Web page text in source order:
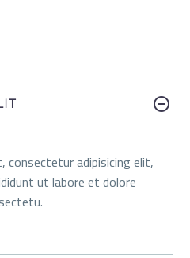
consectetur adipisicing elit,
ut labore et dolore